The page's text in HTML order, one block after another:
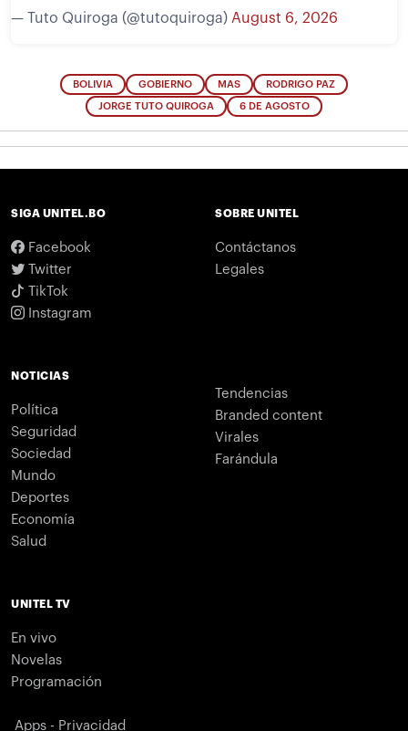
— Tuto Quiroga (@tutoquiroga) August 6, 2026
BOLIVIA GOBIERNO MAS RODRIGO PAZ
JORGE TUTO QUIROGA 6 DE AGOSTO
SIGA UNITEL.BO
Facebook
Twitter
TikTok
Instagram
SOBRE UNITEL
Contáctanos
Legales
NOTICIAS
Política
Seguridad
Sociedad
Mundo
Deportes
Economía
Salud
Tendencias
Branded content
Virales
Farándula
UNITEL TV
En vivo
Novelas
Programación
Apps - Privacidad